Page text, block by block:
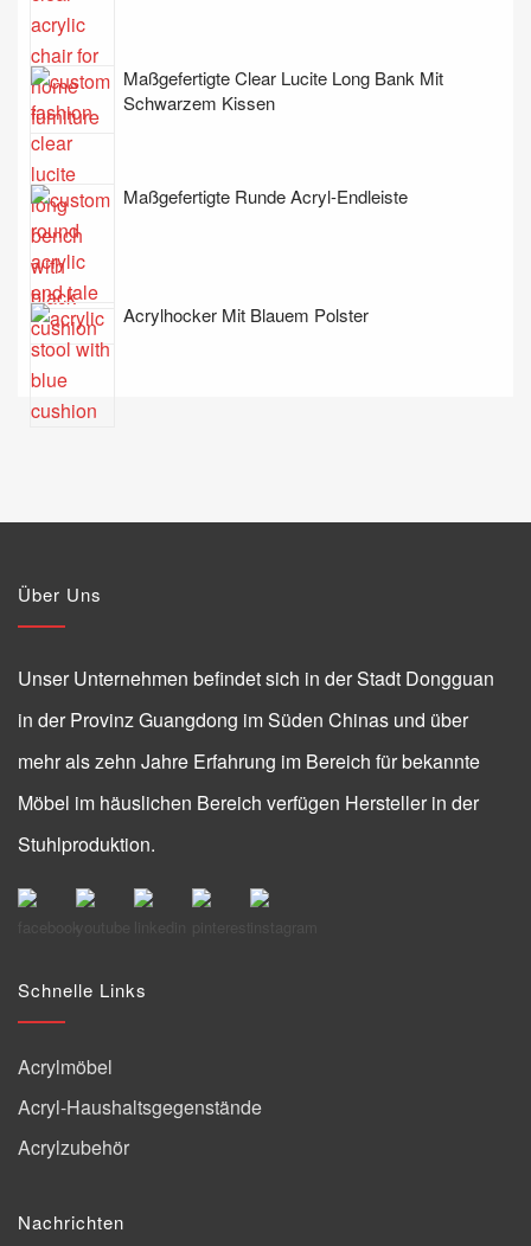
Maßgefertigte Clear Lucite Long Bank Mit
Schwarzem Kissen
Maßgefertigte Runde Acryl-Endleiste
Acrylhocker Mit Blauem Polster
Über Uns
Unser Unternehmen befindet sich in der Stadt Dongguan
in der Provinz Guangdong im Süden Chinas und über
mehr als zehn Jahre Erfahrung im Bereich für bekannte
Möbel im häuslichen Bereich verfügen Hersteller in der
Stuhlproduktion.
Schnelle Links
Acrylmöbel
Acryl-Haushaltsgegenstände
Acrylzubehör
Nachrichten